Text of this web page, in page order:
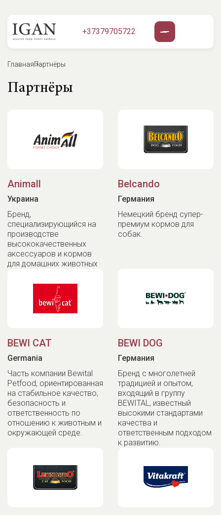
+37379705722
ГлавнаяПартнёры
Партнёры
Animall
Украина
Бренд,
специализирующийся на
производстве
высококачественных
аксессуаров и кормов
для домашних животных
Belcando
Германия
Немецкий бренд супер-
премиум кормов для
собак.
BEWI CAT
Germania
Часть компании Bewital
Petfood, ориентированная
на стабильное качество,
безопасность и
ответственность по
отношению к животным и
окружающей среде.
BEWI DOG
Германия
Бренд с многолетней
традицией и опытом,
входящий в группу
BEWITAL, известный
высокими стандартами
качества и
ответственным подходом
к развитию.